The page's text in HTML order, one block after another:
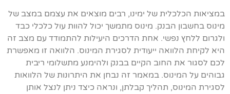
במציאות הכלכלית של ימינו, רבים מוצאים את עצמם במצב של
מינוס בחשבון הבנק. מינוס מתמשך יכול להוות עול כלכלי כבד
ולגרום ללחץ נפשי. אחת הדרכים היעילות להתמודד עם מצב זה
היא לקיחת הלוואה ייעודית לסגירת המינוס. הלוואה זו מאפשרת
לכם לסגור את החוב הקיים בבנק ולהימנע מתשלומי ריבית
גבוהים על המינוס. במאמר זה נבחן את היתרונות של הלוואות
לסגירת המינוס, תהליך קבלתן, ונראה כיצד ניתן לנצל אותן